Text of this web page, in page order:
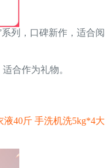
列，口碑新作，适合阅
合作为礼物。
40斤 手洗机洗5kg*4大